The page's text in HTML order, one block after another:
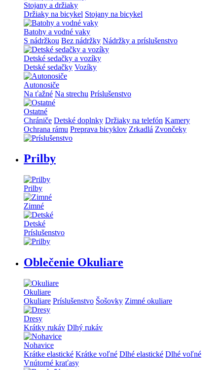
Stojany a držiaky
Držiaky na bicykel Stojany na bicykel
Batohy a vodné vaky
S nádržkou Bez nádržky Nádržky a príslušenstvo
Detské sedačky a vozíky
Detské sedačky Vozíky
Autonosiče
Na ťažné Na strechu Príslušenstvo
Ostatné
Chrániče Detské doplnky Držiaky na telefón Kamery
Ochrana rámu Preprava bicyklov Zrkadlá Zvončeky
Prilby
Prilby
Zimné
Detské
Príslušenstvo
Oblečenie Okuliare
Okuliare
Okuliare Príslušenstvo Šošovky Zimné okuliare
Dresy
Krátky rukáv Dlhý rukáv
Nohavice
Krátke elastické Krátke voľné Dlhé elastické Dlhé voľné
Vnútorné kraťasy